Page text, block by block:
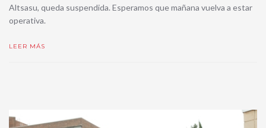
Altsasu, queda suspendida. Esperamos que mañana vuelva a estar
operativa.
LEER MÁS